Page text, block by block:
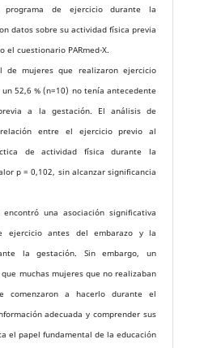
de ejercicio durante la
datos sobre su actividad física previa
el cuestionario PARmed-X.
de mujeres que realizaron ejercicio
52,6 % (n=10) no tenía antecedente
a la gestación. El análisis de
entre el ejercicio previo al
de actividad física durante la
p = 0,102, sin alcanzar significancia
una asociación significativa
ejercicio antes del embarazo y la
la gestación. Sin embargo, un
muchas mujeres que no realizaban
comenzaron a hacerlo durante el
adecuada y comprender sus
el papel fundamental de la educación